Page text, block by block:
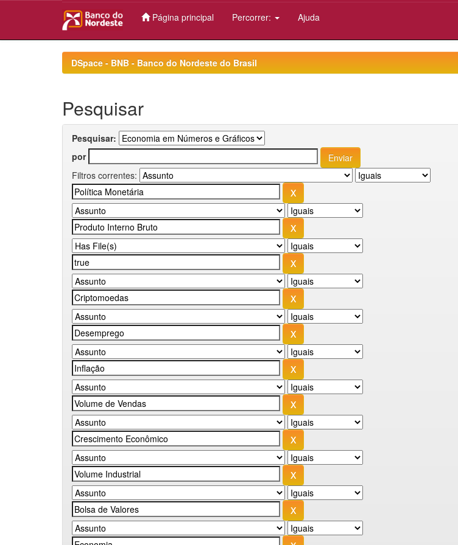
Página principal Percorrer: Ajuda
DSpace - BNB - Banco do Nordeste do Brasil
Pesquisar
Pesquisar:
por
Filtros correntes: